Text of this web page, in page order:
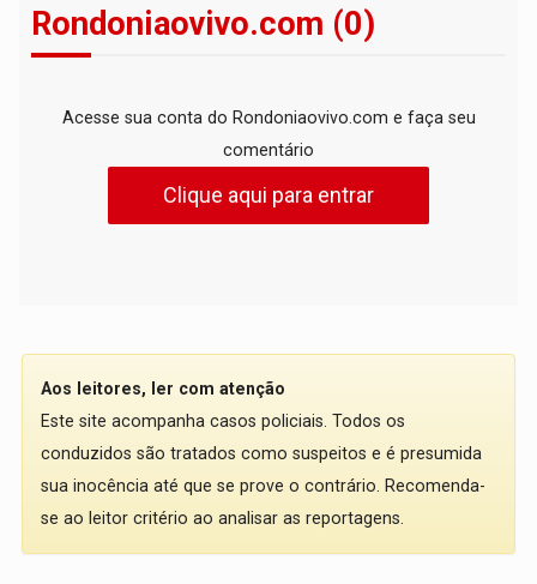
Rondoniaovivo.com (0)
Acesse sua conta do Rondoniaovivo.com e faça seu
comentário
Clique aqui para entrar
Aos leitores, ler com atenção
Este site acompanha casos policiais. Todos os
conduzidos são tratados como suspeitos e é presumida
sua inocência até que se prove o contrário. Recomenda-
se ao leitor critério ao analisar as reportagens.